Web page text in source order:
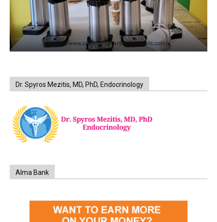
https://www.unitedbrothersfruitmarkets.com/
Dr. Spyros Mezitis, MD, PhD, Endocrinology
Alma Bank